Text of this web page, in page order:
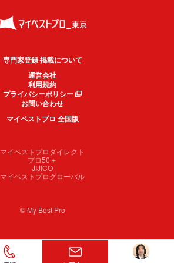
専門家登録·掲載について
運営会社
利用規約
プライバシーポリシー
お問い合わせ
マイベストプロ 全国版
マイベストプロダイレクト
プロ50＋
JIJICO
マイベストプログローバル
© My Best Pro